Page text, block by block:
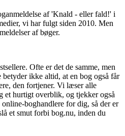
af 'Knald - eller fald!' i
vi har fulgt siden 2010. Men
af bøger.
Ofte er det de samme, men
betyder ikke altid, at en bog også får
den fortjener. Vi læser alle
et hurtigt overblik, og tjekker også
boghandlere for dig, så der er
et smut forbi bog.nu, inden du